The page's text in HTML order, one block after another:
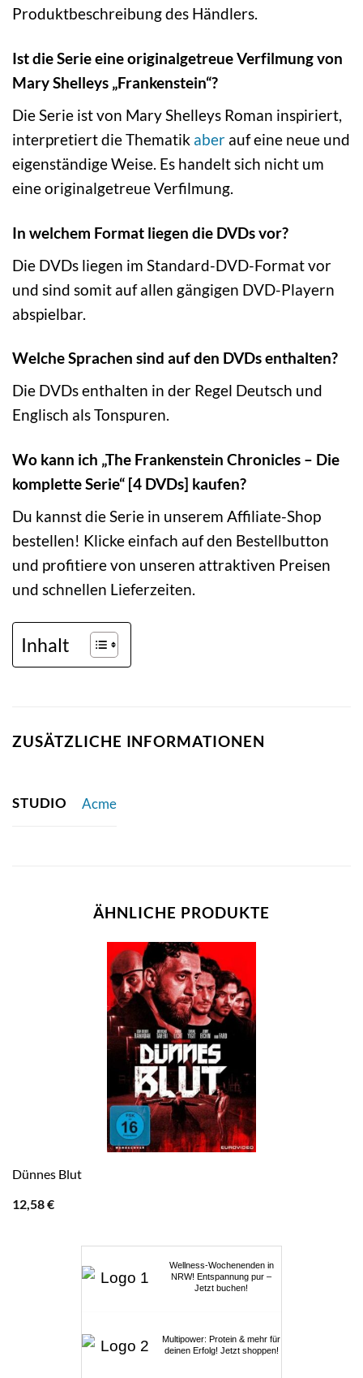
Produktbeschreibung des Händlers.
Ist die Serie eine originalgetreue Verfilmung von
Mary Shelleys „Frankenstein“?
Die Serie ist von Mary Shelleys Roman inspiriert,
interpretiert die Thematik aber auf eine neue und
eigenständige Weise. Es handelt sich nicht um
eine originalgetreue Verfilmung.
In welchem Format liegen die DVDs vor?
Die DVDs liegen im Standard-DVD-Format vor
und sind somit auf allen gängigen DVD-Playern
abspielbar.
Welche Sprachen sind auf den DVDs enthalten?
Die DVDs enthalten in der Regel Deutsch und
Englisch als Tonspuren.
Wo kann ich „The Frankenstein Chronicles – Die
komplette Serie“ [4 DVDs] kaufen?
Du kannst die Serie in unserem Affiliate-Shop
bestellen! Klicke einfach auf den Bestellbutton
und profitiere von unseren attraktiven Preisen
und schnellen Lieferzeiten.
Inhalt
ZUSÄTZLICHE INFORMATIONEN
STUDIO Acme
ÄHNLICHE PRODUKTE
Dünnes Blut
12,58€
Wellness-Wochenenden in
NRW! Entspannung pur –
Jetzt buchen!
Multipower: Protein & mehr für
deinen Erfolg! Jetzt shoppen!